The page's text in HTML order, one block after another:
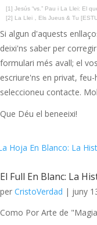
[1] Jesús “vs.” Pau i La Llei: El
[2] La Llei，Els Jueus & Tu
Si algun d'aquests
deixi'ns saber per
formulari més avall; el
escriure'ns en privat,
seleccioneu contacte.
Que Déu el beneeixi!
El Full En Blanc: La
per CristoVerdad | juny
Como Por Arte de